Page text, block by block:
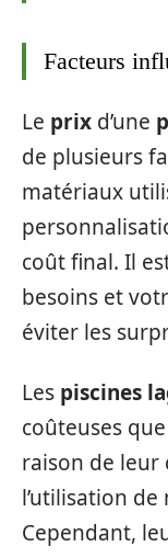
Facteurs
Le prix d’une
de plusieurs
matériaux
coût final. Il
besoins et
éviter les
Les piscines
coûteuses
raison de leur
l’utilisation
Cependant,